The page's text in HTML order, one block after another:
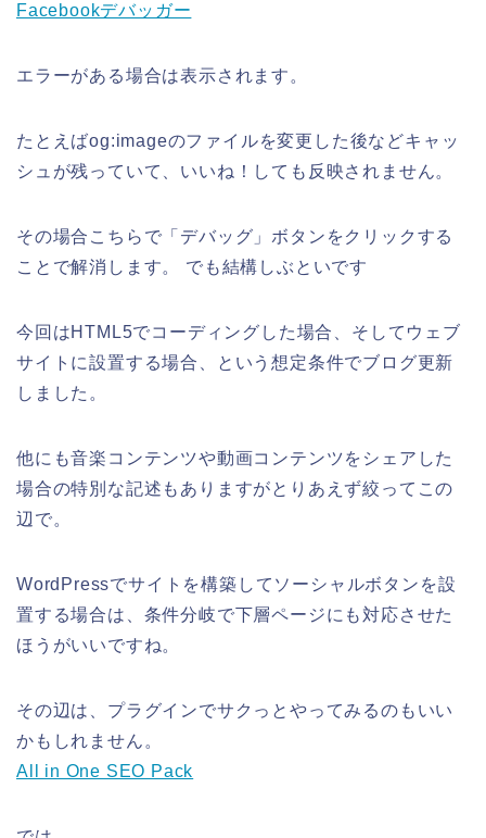
Facebookデバッガー
エラーがある場合は表示されます。
たとえばog:imageのファイルを変更した後などキャッ
シュが残っていて、いいね！しても反映されません。
その場合こちらで「デバッグ」ボタンをクリックする
ことで解消します。 でも結構しぶといです
今回はHTML5でコーディングした場合、そしてウェブ
サイトに設置する場合、という想定条件でブログ更新
しました。
他にも音楽コンテンツや動画コンテンツをシェアした
場合の特別な記述もありますがとりあえず絞ってこの
辺で。
WordPressでサイトを構築してソーシャルボタンを設
置する場合は、条件分岐で下層ページにも対応させた
ほうがいいですね。
その辺は、プラグインでサクっとやってみるのもいい
かもしれません。
All in One SEO Pack